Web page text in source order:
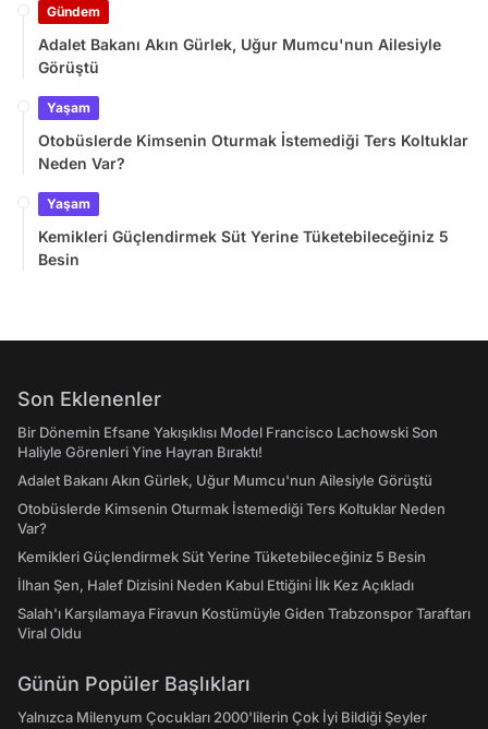
Gündem
Adalet Bakanı Akın Gürlek, Uğur Mumcu'nun Ailesiyle
Görüştü
Yaşam
Otobüslerde Kimsenin Oturmak İstemediği Ters Koltuklar
Neden Var?
Yaşam
Kemikleri Güçlendirmek Süt Yerine Tüketebileceğiniz 5
Besin
Son Eklenenler
Bir Dönemin Efsane Yakışıklısı Model Francisco Lachowski Son
Haliyle Görenleri Yine Hayran Bıraktı!
Adalet Bakanı Akın Gürlek, Uğur Mumcu'nun Ailesiyle Görüştü
Otobüslerde Kimsenin Oturmak İstemediği Ters Koltuklar Neden
Var?
Kemikleri Güçlendirmek Süt Yerine Tüketebileceğiniz 5 Besin
İlhan Şen, Halef Dizisini Neden Kabul Ettiğini İlk Kez Açıkladı
Salah'ı Karşılamaya Firavun Kostümüyle Giden Trabzonspor Taraftarı
Viral Oldu
Günün Popüler Başlıkları
Yalnızca Milenyum Çocukları 2000'lilerin Çok İyi Bildiği Şeyler